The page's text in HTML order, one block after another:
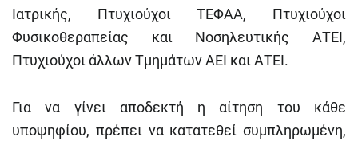
Ιατρικής, Πτυχιούχοι ΤΕΦΑΑ, Πτυχιούχοι
Φυσικοθεραπείας και Νοσηλευτικής ΑΤΕΙ,
Πτυχιούχοι άλλων Τμημάτων ΑΕΙ και ΑΤΕΙ.
Για να γίνει αποδεκτή η αίτηση του κάθε
υποψηφίου, πρέπει να κατατεθεί συμπληρωμένη,